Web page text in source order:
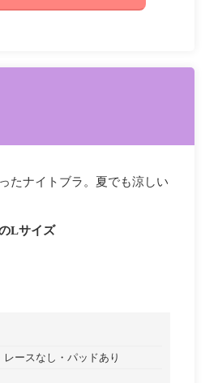
たナイトブラ。夏でも涼しい
Lサイズ
レースなし
パッドあり